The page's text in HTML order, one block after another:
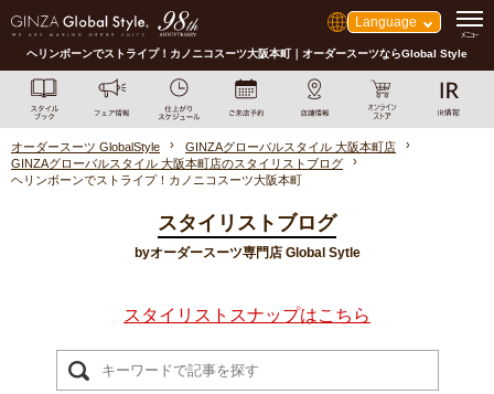
Language
ヘリンボーンでストライプ！カノニコスーツ大阪本町｜オーダースーツならGlobal Style
オーダースーツ GlobalStyle
GINZAグローバルスタイル 大阪本町店
GINZAグローバルスタイル 大阪本町店のスタイリストブログ
ヘリンボーンでストライプ！カノニコスーツ大阪本町
スタイリストブログ
byオーダースーツ専門店 Global Sytle
スタイリストスナップはこちら